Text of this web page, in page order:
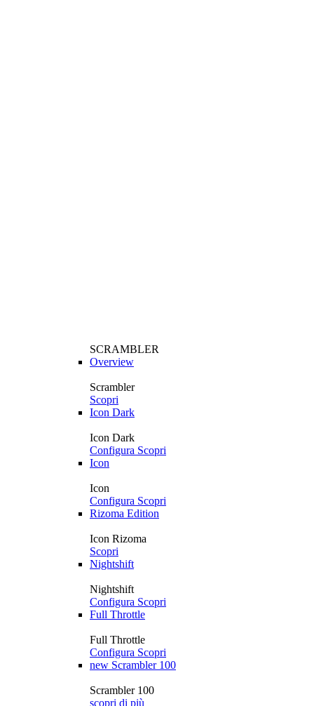
SCRAMBLER
Overview
Scrambler
Scopri
Icon Dark
Icon Dark
Configura Scopri
Icon
Icon
Configura Scopri
Rizoma Edition
Icon Rizoma
Scopri
Nightshift
Nightshift
Configura Scopri
Full Throttle
Full Throttle
Configura Scopri
new Scrambler 100
Scrambler 100
scopri di più